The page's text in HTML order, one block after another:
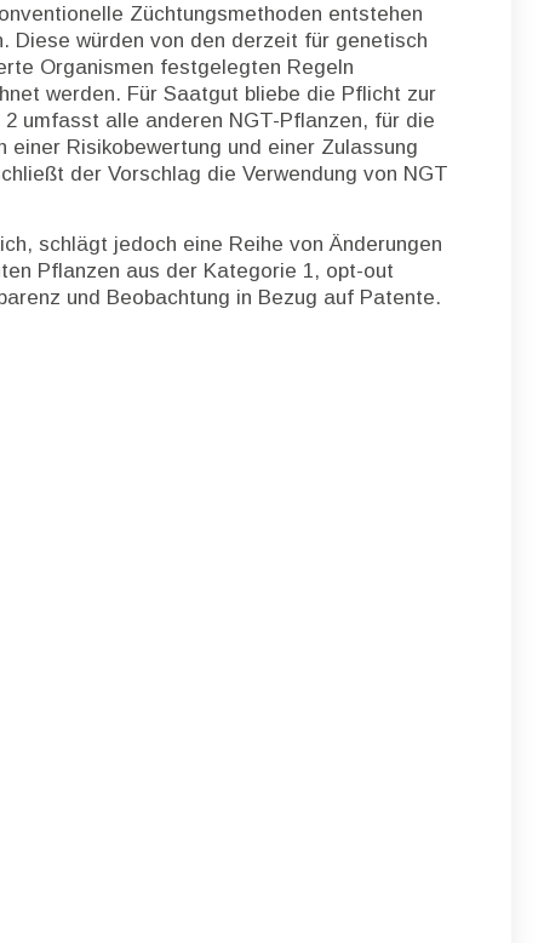
Züchtungsmethoden entstehen
Diese würden von den derzeit für genetisch
Organismen festgelegten Regeln
werden. Für Saatgut bliebe die Pflicht zur
umfasst alle anderen NGT-Pflanzen, für die
Risikobewertung und einer Zulassung
der Vorschlag die Verwendung von NGT
schlägt jedoch eine Reihe von Änderungen
Pflanzen aus der Kategorie 1, opt-out
und Beobachtung in Bezug auf Patente.